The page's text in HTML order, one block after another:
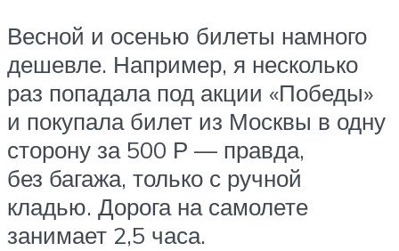
Весной и осенью билеты намного
дешевле. Например, я несколько
раз попадала под акции «Победы»
и покупала билет из Москвы в одну
сторону за 500 Р — правда,
без багажа, только с ручной
кладью. Дорога на самолете
занимает 2,5 часа.